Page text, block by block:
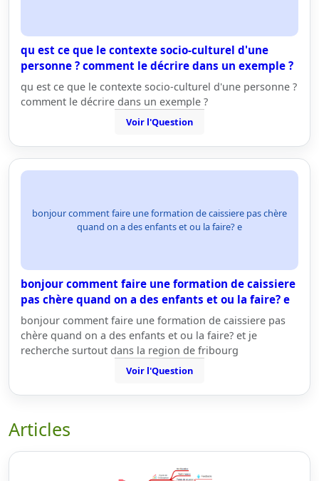
qu est ce que le contexte socio-culturel d'une
personne ? comment le décrire dans un exemple ?
qu est ce que le contexte socio-culturel d'une personne ?
comment le décrire dans un exemple ?
Voir l'Question
bonjour comment faire une formation de caissiere pas chère
quand on a des enfants et ou la faire? e
bonjour comment faire une formation de caissiere
pas chère quand on a des enfants et ou la faire? e
bonjour comment faire une formation de caissiere pas
chère quand on a des enfants et ou la faire? et je
recherche surtout dans la region de fribourg
Voir l'Question
Articles